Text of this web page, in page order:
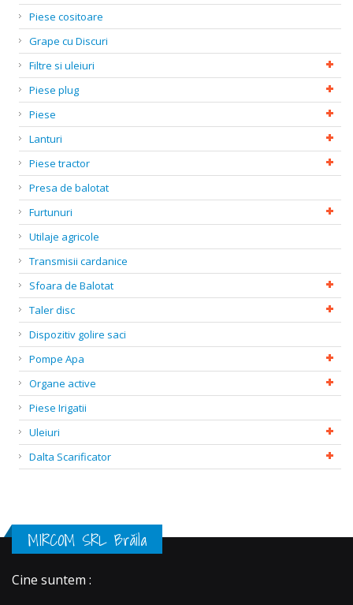
Piese cositoare
Grape cu Discuri
Filtre si uleiuri
Piese plug
Piese
Lanturi
Piese tractor
Presa de balotat
Furtunuri
Utilaje agricole
Transmisii cardanice
Sfoara de Balotat
Taler disc
Dispozitiv golire saci
Pompe Apa
Organe active
Piese Irigatii
Uleiuri
Dalta Scarificator
MIRCOM SRL Brăila
Cine suntem :